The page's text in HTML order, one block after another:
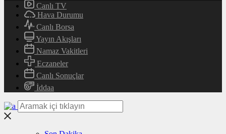
Canlı TV
Hava Durumu
Canlı Borsa
Yayın Akışları
Namaz Vakitleri
Eczaneler
Canlı Sonuçlar
İddaa